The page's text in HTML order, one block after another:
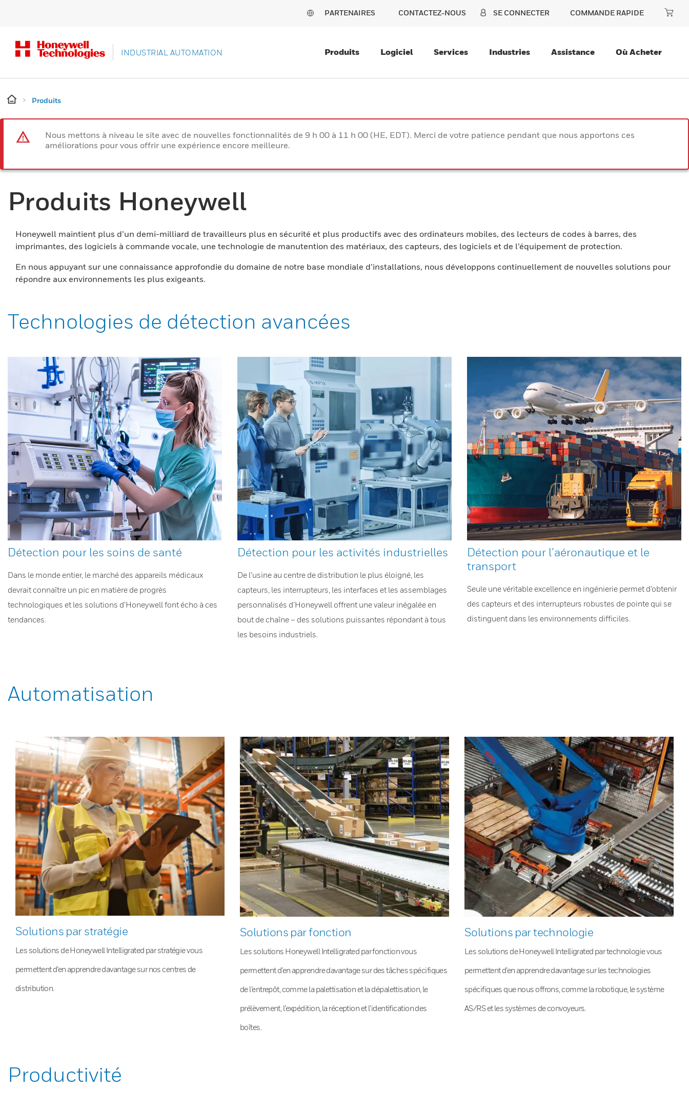
PARTENAIRES CONTACTEZ-NOUS SE CONNECTER COMMANDE RAPIDE
INDUSTRIAL AUTOMATION Produits Logiciel Services Industries Assistance Où Acheter
Produits
Nous mettons à niveau le site avec de nouvelles fonctionnalités de 9 h 00 à 11 h 00 (HE, EDT). Merci de votre patience pendant que nous apportons ces
améliorations pour vous offrir une expérience encore meilleure.
Produits Honeywell
Honeywell maintient plus d’un demi-milliard de travailleurs plus en sécurité et plus productifs avec des ordinateurs mobiles, des lecteurs de codes à barres, des
imprimantes, des logiciels à commande vocale, une technologie de manutention des matériaux, des capteurs, des logiciels et de l’équipement de protection.
En nous appuyant sur une connaissance approfondie du domaine de notre base mondiale d’installations, nous développons continuellement de nouvelles solutions pour
répondre aux environnements les plus exigeants.
Technologies de détection avancées
Détection pour les soins de santé
Dans le monde entier, le marché des appareils médicaux
devrait connaître un pic en matière de progrès
technologiques et les solutions d’Honeywell font écho à ces
tendances.
Détection pour les activités industrielles
De l’usine au centre de distribution le plus éloigné, les
capteurs, les interrupteurs, les interfaces et les assemblages
personnalisés d’Honeywell offrent une valeur inégalée en
bout de chaîne – des solutions puissantes répondant à tous
les besoins industriels.
Détection pour l’aéronautique et le
transport
Seule une véritable excellence en ingénierie permet d’obtenir
des capteurs et des interrupteurs robustes de pointe qui se
distinguent dans les environnements difficiles.
Automatisation
Solutions par stratégie
Les solutions de Honeywell Intelligrated par stratégie vous
permettent d’en apprendre davantage sur nos centres de
distribution.
Solutions par fonction
Les solutions Honeywell Intelligrated par fonction vous
permettent d’en apprendre davantage sur des tâches spécifiques
de l’entrepôt, comme la palettisation et la dépalettisation, le
prélèvement, l’expédition, la réception et l’identification des
boîtes.
Solutions par technologie
Les solutions de Honeywell Intelligrated par technologie vous
permettent d’en apprendre davantage sur les technologies
spécifiques que nous offrons, comme la robotique, le système
AS/RS et les systèmes de convoyeurs.
Productivité